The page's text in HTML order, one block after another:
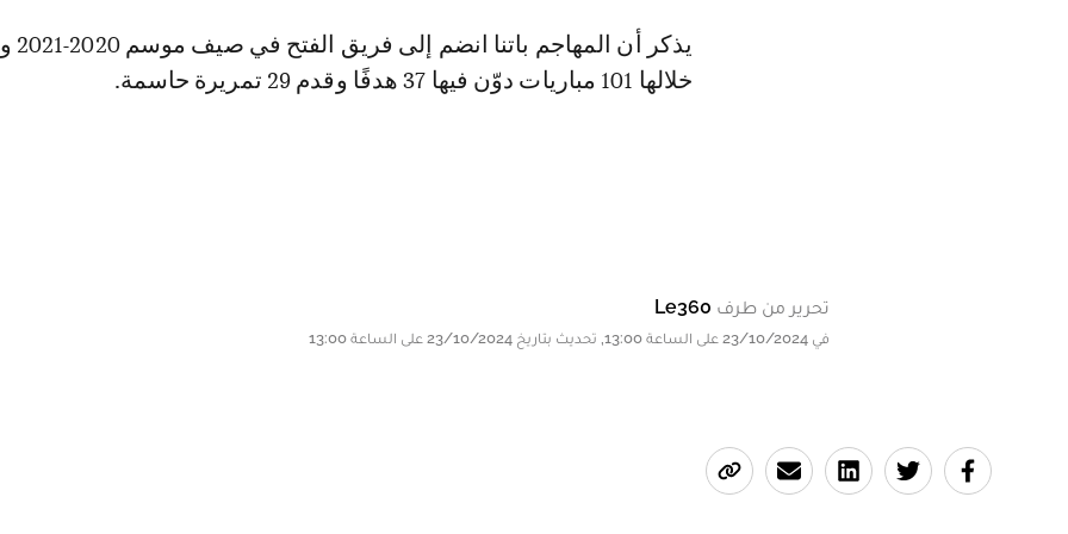
يذكر
خلالها 101 مباريات دوّن فيها 37 هدفًا وقدم 29 تمريرة حاسمة.
تحرير من طرف Le360
في 23/10/2024 على الساعة 13:00, تحديث بتاريخ 23/10/2024 على الساعة 13:00